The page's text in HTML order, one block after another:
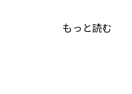
もっと読む